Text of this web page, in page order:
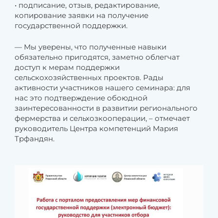
• подписание, отзыв, редактирование,
копирование заявки на получение
государственной поддержки.
— Мы уверены, что полученные навыки
обязательно пригодятся, заметно облегчат
доступ к мерам поддержки
сельскохозяйственных проектов. Рады
активности участников нашего семинара: для
нас это подтверждение обоюдной
заинтересованности в развитии регионального
фермерства и сельхозкооперации, – отмечает
руководитель Центра компетенций Мария
Трфандян.